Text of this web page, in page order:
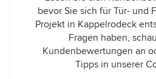
bevor Sie sich für Tür- und
Projekt in Kappelrodeck
Fragen haben,
Kundenbewertungen an
Tipps in unserer